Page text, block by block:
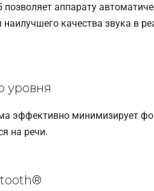
позволяет аппарату
качества звука в
уровня
эффективно минимизирует
на речи.